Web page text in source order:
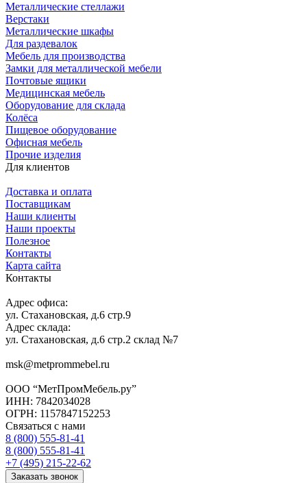
Металлические стеллажи
Верстаки
Металлические шкафы
Для раздевалок
Мебель для производства
Замки для металлической мебели
Почтовые ящики
Медицинская мебель
Оборудование для склада
Колёса
Пищевое оборудование
Офисная мебель
Прочие изделия
Для клиентов
Доставка и оплата
Поставщикам
Наши клиенты
Наши проекты
Полезное
Контакты
Карта сайта
Контакты
Адрес офиса:
ул. Стахановская, д.6 стр.9
Адрес склада:
ул. Стахановская, д.6 стр.2 склад №7
msk@metprommebel.ru
ООО “МетПромМебель.ру”
ИНН: 7842034028
ОГРН: 1157847152253
Связаться с нами
8 (800) 555-81-41
8 (800) 555-81-41
+7 (495) 215-22-62
Заказать звонок